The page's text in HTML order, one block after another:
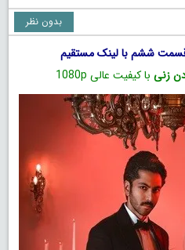
بدون نظر
قسمت ششم با لینک مستقیم
زنی با کیفیت عالی 1080p